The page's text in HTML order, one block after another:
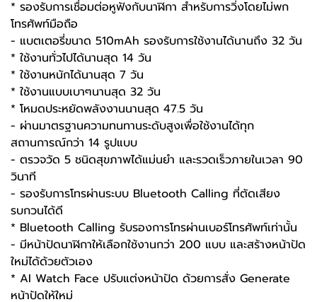
* รองรับการเชื่อมต่อหูฟังกับนาฬิกา สำหรับการวิ่งโดยไม่พก
โทรศัพท์มือถือ
- แบตเตอรี่ขนาด 510mAh รองรับการใช้งานได้นานถึง 32 วัน
* ใช้งานทั่วไปได้นานสุด 14 วัน
* ใช้งานหนักได้นานสุด 7 วัน
* ใช้งานแบบเบาๆนานสุด 32 วัน
* โหมดประหยัดพลังงานนานสุด 47.5 วัน
- ผ่านมาตรฐานความทนทานระดับสูงเพื่อใช้งานได้ทุก
สถานการณ์กว่า 14 รูปแบบ
- ตรวจวัด 5 ชนิดสุขภาพได้แม่นยำ และรวดเร็วภายในเวลา 90
วินาที
- รองรับการโทรผ่านระบบ Bluetooth Calling ที่ตัดเสียง
รบกวนได้ดี
* Bluetooth Calling รับรองการโทรผ่านเบอร์โทรศัพท์เท่านั้น
- มีหน้าปัดนาฬิกาให้เลือกใช้งานกว่า 200 แบบ และสร้างหน้าปัด
ใหม่ได้ด้วยตัวเอง
* AI Watch Face ปรับแต่งหน้าปัด ด้วยการสั่ง Generate
หน้าปัดให้ใหม่